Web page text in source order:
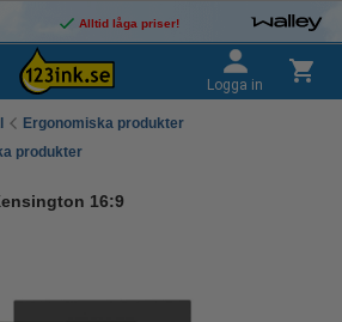
Alltid låga priser!
Logga in
Ergonomiska produkter
produkter
16:9